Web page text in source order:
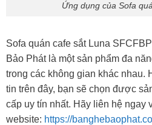
Ứng dụng của Sofa
Sofa quán cafe sắt Luna
Bảo Phát là một sản phẩm đa
trong các không gian khác nhau.
tin trên đây, bạn sẽ chọn được
cấp uy tín nhất. Hãy liên hệ ngay
website: https://